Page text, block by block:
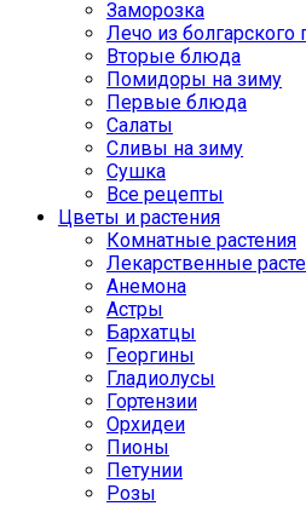
Заморозка
Лечо из болгарского
Вторые блюда
Помидоры на зиму
Первые блюда
Салаты
Сливы на зиму
Сушка
Все рецепты
Цветы и растения
Комнатные растения
Лекарственные
Анемона
Астры
Бархатцы
Георгины
Гладиолусы
Гортензии
Орхидеи
Пионы
Петунии
Розы